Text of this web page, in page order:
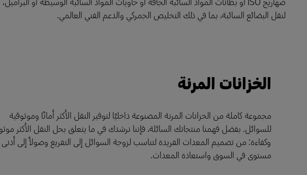
LifeTrack
لنقل البضائع السائبة، بما في ذلك التخليص الجمركي والدعم الفني العالمي.
الخزانات المرنة
مجموعة كاملة من الخزانات المرنة المصنوعة داخليًا لتوفير النقل الأكثر أمانًا وموثوقية
للسوائل. بفضل فهمنا منتجاتك السائلة، فإننا نرشدك في ما يتعلق بحل النقل الأكثر
وكفاءة: من تصميم المعدات الفريدة لتناسب لزوجة السوائل إلى التفريغ وصولاً إلى أدنى
مستوى في السوق واستعادة المعدات.